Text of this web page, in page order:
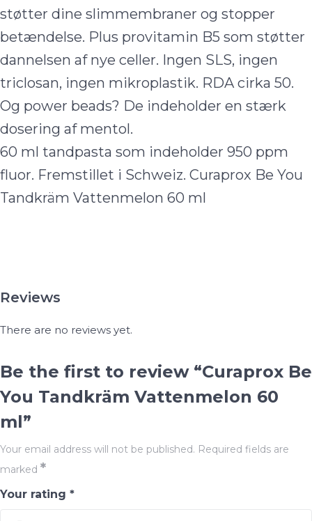
støtter dine slimmembraner og stopper
betændelse. Plus provitamin B5 som støtter
dannelsen af nye celler. Ingen SLS, ingen
triclosan, ingen mikroplastik. RDA cirka 50.
Og power beads? De indeholder en stærk
dosering af mentol.
60 ml tandpasta som indeholder 950 ppm
fluor. Fremstillet i Schweiz. Curaprox Be You
Tandkräm Vattenmelon 60 ml
Reviews
There are no reviews yet.
Be the first to review “Curaprox Be
You Tandkräm Vattenmelon 60
ml”
Your email address will not be published. Required fields are
marked *
Your rating *